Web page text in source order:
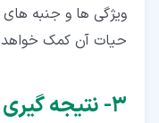
ویژگی­ ها و جنبه
حیات آن کمک خواهد
۳‏- نتیجه گیری